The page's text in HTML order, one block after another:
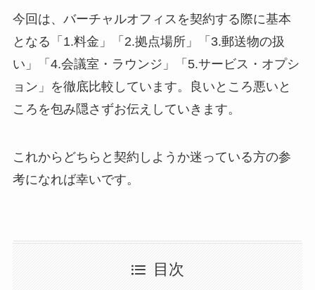
今回は、バーチャルオフィスを契約する際に基本
となる「1.料金」「2.拠点場所」「3.郵送物の扱
い」「4.会議室・ラウンジ」「5.サービス・オプシ
ョン」を徹底比較しています。良いところ悪いと
ころを包み隠さずお伝えしていきます。
これからどちらと契約しようか迷っている方の参
考になれば幸いです。
目次